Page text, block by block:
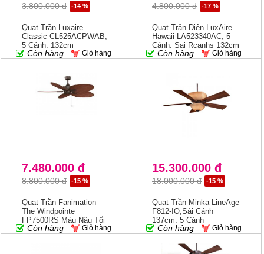
3.800.000 đ -14 %
Quạt Trần Luxaire
Classic CL525ACPWAB,
5 Cánh, 132cm
Còn hàng Giỏ hàng
4.800.000 đ -17 %
Quạt Trần Điện LuxAire
Hawaii LA523340AC, 5
Cánh, Sai Rcanhs 132cm
Còn hàng Giỏ hàng
7.480.000 đ
8.800.000 đ -15 %
Quạt Trần Fanimation
The Windpointe
FP7500RS Màu Nâu Tối
Còn hàng Giỏ hàng
15.300.000 đ
18.000.000 đ -15 %
Quạt Trần Minka LineAge
F812-IO,Sải Cánh
137cm, 5 Cánh
Còn hàng Giỏ hàng